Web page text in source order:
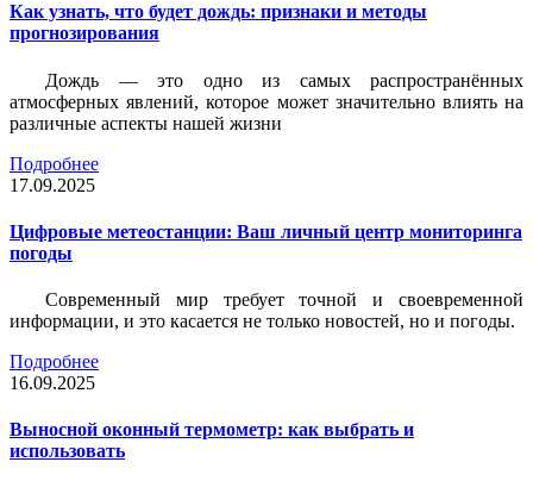
Как узнать, что будет дождь: признаки и методы
прогнозирования
Дождь — это одно из самых распространённых
атмосферных явлений, которое может значительно влиять на
различные аспекты нашей жизни
Подробнее
17.09.2025
Цифровые метеостанции: Ваш личный центр мониторинга
погоды
Современный мир требует точной и своевременной
информации, и это касается не только новостей, но и погоды.
Подробнее
16.09.2025
Выносной оконный термометр: как выбрать и
использовать